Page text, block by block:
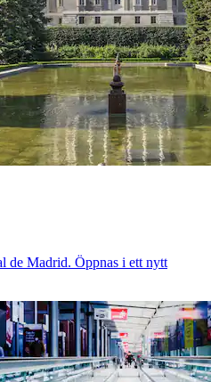
de Madrid. Öppnas i ett nytt